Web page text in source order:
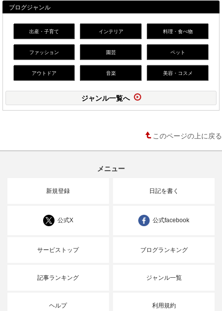
ブログジャンル
出産・子育て インテリア 料理・食べ物
ファッション 園芸 ペット
アウトドア 音楽 美容・コスメ
ジャンル一覧へ
このページの上に戻る
メニュー
新規登録 日記を書く
公式X 公式facebook
サービストップ ブログランキング
記事ランキング ジャンル一覧
ヘルプ 利用規約